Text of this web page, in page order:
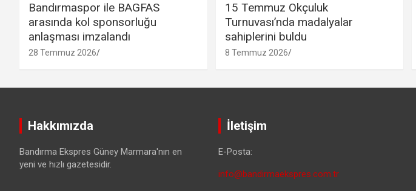
Bandırmaspor ile BAGFAS
arasında kol sponsorluğu
anlaşması imzalandı
28 Temmuz 2026
15 Temmuz Okçuluk
Turnuvası’nda madalyalar
sahiplerini buldu
8 Temmuz 2026
Hakkımızda
Bandırma Ekspres Güney Marmara'nın en
yeni ve hızlı gazetesidir.
İletişim
E-Posta:
info@bandirmaekspres.com.tr